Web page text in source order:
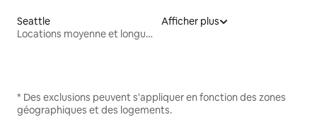
Seattle
Locations moyenne et longue durée
Afficher plus
* Des exclusions peuvent s'appliquer en fonction des zones
géographiques et des logements.